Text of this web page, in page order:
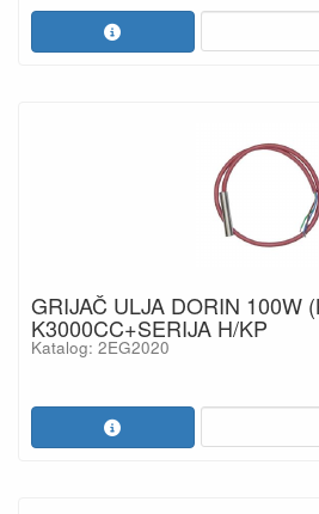
GRIJAČ ULJA DORIN 100W
K3000CC+SERIJA H/KP
Katalog: 2EG2020